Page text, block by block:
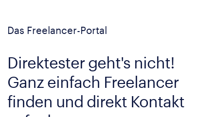
Das Freelancer-Portal
Direktester geht's nicht!
Ganz einfach Freelancer
finden und direkt Kontakt